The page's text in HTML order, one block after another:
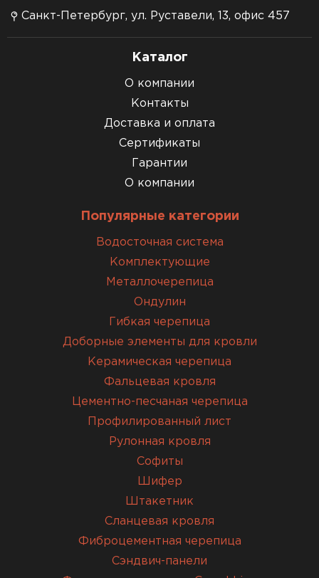
Санкт-Петербург, ул. Руставели, 13, офис 457
Каталог
О компании
Контакты
Доставка и оплата
Сертификаты
Гарантии
О компании
Популярные категории
Водосточная система
Комплектующие
Металлочерепица
Ондулин
Гибкая черепица
Доборные элементы для кровли
Керамическая черепица
Фальцевая кровля
Цементно-песчаная черепица
Профилированный лист
Рулонная кровля
Софиты
Шифер
Штакетник
Сланцевая кровля
Фиброцементная черепица
Сэндвич-панели